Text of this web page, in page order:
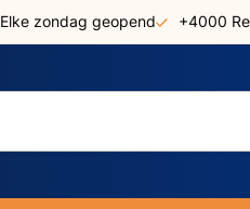
Elke zondag geopend +4000